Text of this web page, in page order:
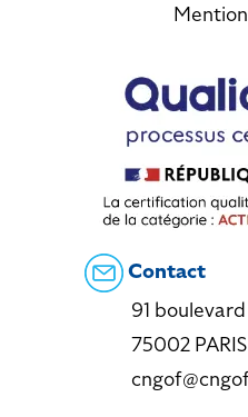
Contact
91
75002 PARIS